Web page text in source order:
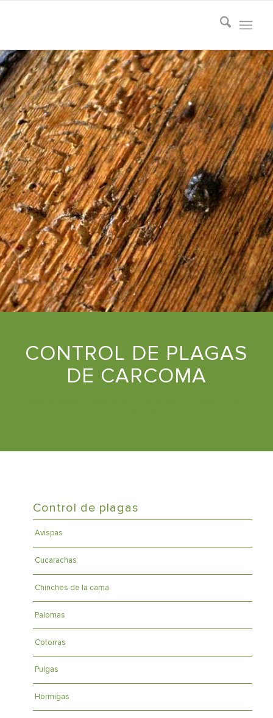
CONTROL DE PLAGAS
DE CARCOMA
Control de plagas
Avispas
Cucarachas
Chinches de la cama
Palomas
Cotorras
Pulgas
Hormigas